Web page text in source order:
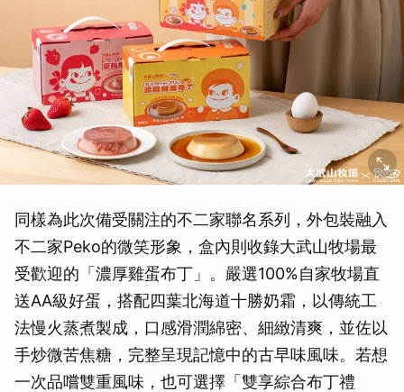
同樣為此次備受關注的不二家聯名系列，外包裝融入
不二家Peko的微笑形象，盒內則收錄大武山牧場最
受歡迎的「濃厚雞蛋布丁」。嚴選100%自家牧場直
送AA級好蛋，搭配四葉北海道十勝奶霜，以傳統工
法慢火蒸煮製成，口感滑潤綿密、細緻清爽，並佐以
手炒微苦焦糖，完整呈現記憶中的古早味風味。若想
一次品嚐雙重風味，也可選擇「雙享綜合布丁禮